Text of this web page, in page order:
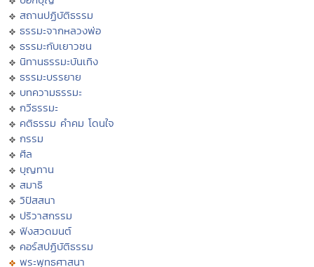
สถานปฏิบัติธรรม
ธรรมะจากหลวงพ่อ
ธรรมะกับเยาวชน
นิทานธรรมะบันเทิง
ธรรมะบรรยาย
บทความธรรมะ
กวีธรรมะ
คติธรรม คำคม โดนใจ
กรรม
ศีล
บุญทาน
สมาธิ
วิปัสสนา
ปริวาสกรรม
ฟังสวดมนต์
คอร์สปฏิบัติธรรม
พระพุทธศาสนา